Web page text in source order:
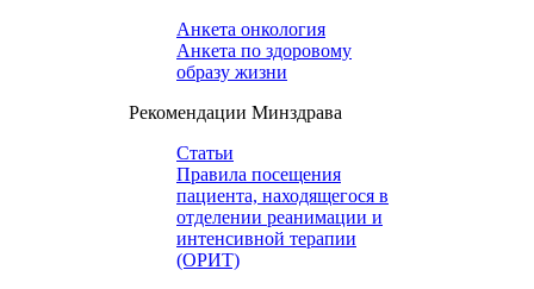
Анкета онкология
Анкета по здоровому
образу жизни
Рекомендации Минздрава
Статьи
Правила посещения
пациента, находящегося в
отделении реанимации и
интенсивной терапии
(ОРИТ)